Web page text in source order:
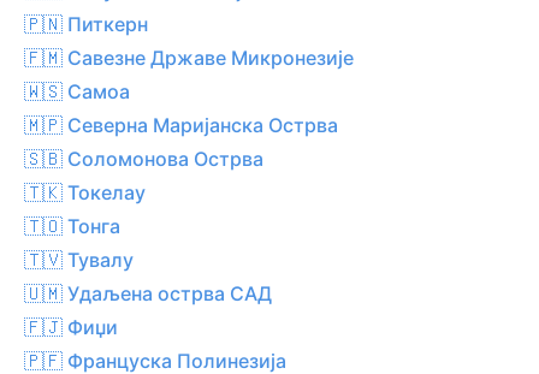
🇵🇳 Питкерн
🇫🇲 Савезне Државе Микронезије
🇼🇸 Самоа
🇲🇵 Северна Маријанска Острва
🇸🇧 Соломонова Острва
🇹🇰 Токелау
🇹🇴 Тонга
🇹🇻 Тувалу
🇺🇲 Удаљена острва САД
🇫🇯 Фиџи
🇵🇫 Француска Полинезија